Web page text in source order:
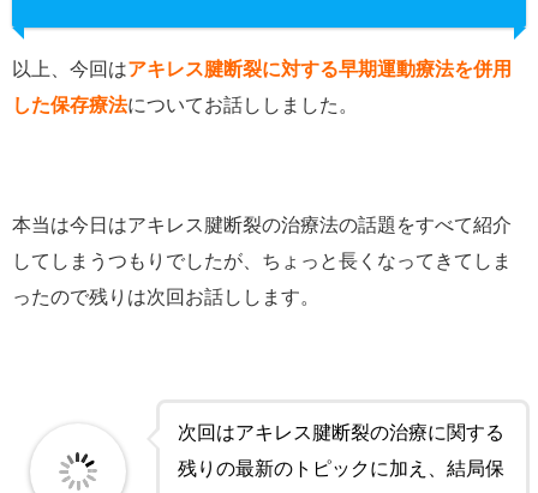
以上、今回はアキレス腱断裂に対する早期運動療法を併用
した保存療法についてお話ししました。
本当は今日はアキレス腱断裂の治療法の話題をすべて紹介
してしまうつもりでしたが、ちょっと長くなってきてしま
ったので残りは次回お話しします。
次回はアキレス腱断裂の治療に関する
残りの最新のトピックに加え、結局保